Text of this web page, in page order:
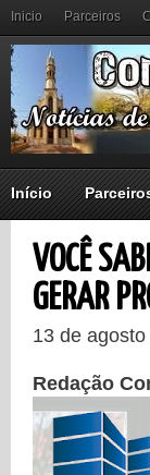
Inicio Parceiros
Início
VOCÊ
GERAR
13 de
Redação